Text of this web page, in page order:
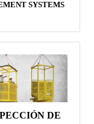
SYSTEMS
DE